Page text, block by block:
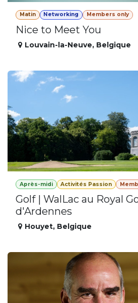
Matin Networking Members only
Nice to Meet You
Louvain-la-Neuve, Belgique
Après-midi Activités Passion
Golf | WalLac au Royal
d'Ardennes
Houyet, Belgique